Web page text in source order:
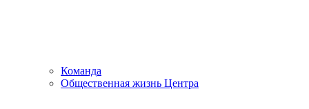
Команда
Общественная жизнь Центра